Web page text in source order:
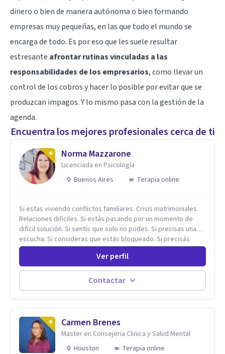
dinero o bien de manera autónoma o bien formando
empresas muy pequeñas, en las que todo el mundo se
encarga de todo. Es por eso que les suele resultar
estresante afrontar rutinas vinculadas a las
responsabilidades de los empresarios, como llevar un
control de los cobros y hacer lo posible por evitar que se
produzcan impagos. Y lo mismo pasa con la gestión de la
agenda.
Encuentra los mejores profesionales cerca de ti
Norma Mazzarone
Licenciada en Psicología
Buenos Aires
Terapia online
Si estas viviendo conflictos familiares. Crisis matrimoniales.
Relaciones dificiles. Si estás pasando por un momento de
difícil solución. Si sentís que solo no podes. Si precisas una
escucha. Si consideras que estás bloqueado. Si precisás
comprensión. Si no logras definir proyectos, objetivos,
sueños, deseos. Si pensás que lo que te pasa no es tan
grave, pero podría ayudar. Si estás en adicciones y tu
intención es hacer algo con lo que te está pasando. No dudes
en comunicarte a fin de comenzar a resolver la situación que
Ver perfil
Contactar
Carmen Brenes
Master en Consejeria Clinica y Salud Mental
Houston
Terapia online